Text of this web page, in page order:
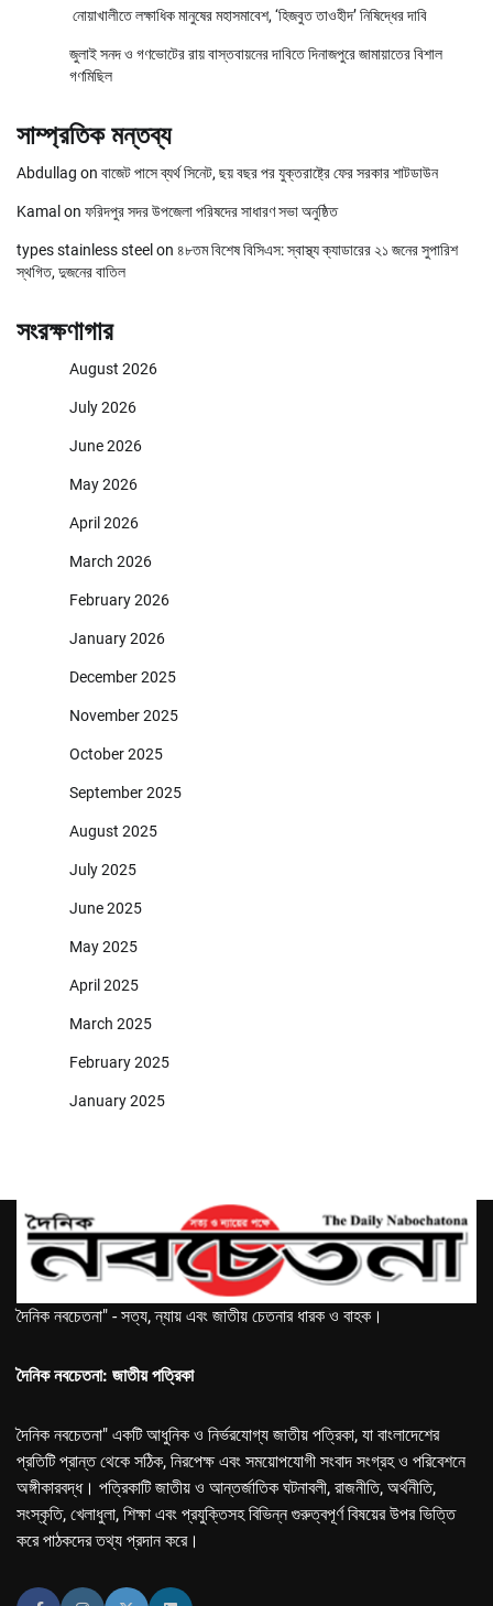
নোয়াখালীতে লক্ষাধিক মানুষের মহাসমাবেশ, ‘হিজবুত তাওহীদ’ নিষিদ্ধের দাবি
জুলাই সনদ ও গণভোটের রায় বাস্তবায়নের দাবিতে দিনাজপুরে জামায়াতের বিশাল
গণমিছিল
সাম্প্রতিক মন্তব্য
Abdullag on বাজেট পাসে ব্যর্থ সিনেট, ছয় বছর পর যুক্তরাষ্ট্রে ফের সরকার শাটডাউন
Kamal on ফরিদপুর সদর উপজেলা পরিষদের সাধারণ সভা অনুষ্ঠিত
types stainless steel on ৪৮তম বিশেষ বিসিএস: স্বাস্থ্য ক্যাডারের ২১ জনের সুপারিশ
স্থগিত, দুজনের বাতিল
সংরক্ষণাগার
August 2026
July 2026
June 2026
May 2026
April 2026
March 2026
February 2026
January 2026
December 2025
November 2025
October 2025
September 2025
August 2025
July 2025
June 2025
May 2025
April 2025
March 2025
February 2025
January 2025
দৈনিক নবচেতনা" - সত্য, ন্যায় এবং জাতীয় চেতনার ধারক ও বাহক।
দৈনিক নবচেতনা: জাতীয় পত্রিকা
দৈনিক নবচেতনা" একটি আধুনিক ও নির্ভরযোগ্য জাতীয় পত্রিকা, যা বাংলাদেশের
প্রতিটি প্রান্ত থেকে সঠিক, নিরপেক্ষ এবং সময়োপযোগী সংবাদ সংগ্রহ ও পরিবেশনে
অঙ্গীকারবদ্ধ। পত্রিকাটি জাতীয় ও আন্তর্জাতিক ঘটনাবলী, রাজনীতি, অর্থনীতি,
সংস্কৃতি, খেলাধুলা, শিক্ষা এবং প্রযুক্তিসহ বিভিন্ন গুরুত্বপূর্ণ বিষয়ের উপর ভিত্তি
করে পাঠকদের তথ্য প্রদান করে।